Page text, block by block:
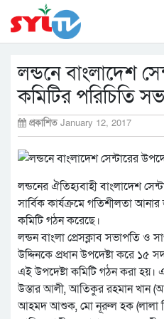
লন্ডনে বাংলাদেশ
কমিটির পরিচিতি
প্রকাশিত January 12, 2017
লন্ডনের ঐতিহ্যবাহী বাংলাদেশ
সার্বিক কার্যক্রমে গতিশীলতা
কমিটি গঠন করেছে।
লন্ডন বাংলা প্রেসক্লাব সভাপতি ও
উদ্দিনকে প্রধান উপদেষ্টা করে ১৫
এই উপদেষ্টা কমিটি গঠন করা হয়।
উস্তার আলী, আতিকুর রহমান খান
আহমদ আশুক, মো নূরুল হক (লালা